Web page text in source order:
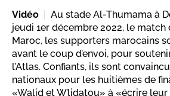
Vidéo
Au stade Al-Thumama à
jeudi 1er décembre 2022, le match
Maroc, les supporters marocains
avant le coup d’envoi, pour
l’Atlas. Confiants, ils sont
nationaux pour les huitièmes de
«Walid et W’lidatou» à «écrire